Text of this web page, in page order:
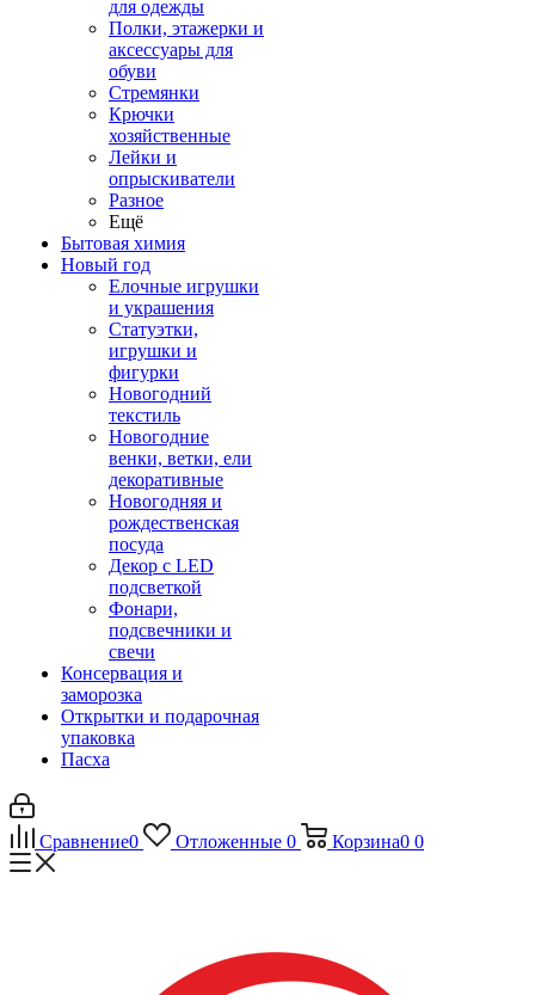
для одежды
Полки, этажерки и
аксессуары для
обуви
Стремянки
Крючки
хозяйственные
Лейки и
опрыскиватели
Разное
Ещё
Бытовая химия
Новый год
Елочные игрушки
и украшения
Статуэтки,
игрушки и
фигурки
Новогодний
текстиль
Новогодние
венки, ветки, ели
декоративные
Новогодняя и
рождественская
посуда
Декор с LED
подсветкой
Фонари,
подсвечники и
свечи
Консервация и
заморозка
Открытки и подарочная
упаковка
Пасха
Сравнение0 Отложенные 0 Корзина0 0